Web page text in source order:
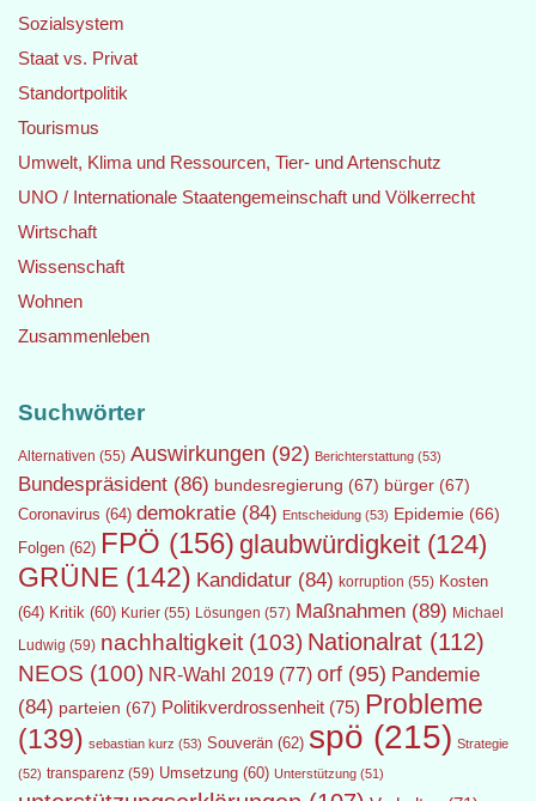
Sozialsystem
Staat vs. Privat
Standortpolitik
Tourismus
Umwelt, Klima und Ressourcen, Tier- und Artenschutz
UNO / Internationale Staatengemeinschaft und Völkerrecht
Wirtschaft
Wissenschaft
Wohnen
Zusammenleben
Suchwörter
Alternativen (55) Auswirkungen (92) Berichterstattung (53)
Bundespräsident (86) bundesregierung (67) bürger (67)
Coronavirus (64) demokratie (84) Entscheidung (53) Epidemie (66)
Folgen (62) FPÖ (156) glaubwürdigkeit (124)
GRÜNE (142) Kandidatur (84) korruption (55) Kosten
(64) Kritik (60) Kurier (55) Lösungen (57) Maßnahmen (89) Michael
Ludwig (59) nachhaltigkeit (103) Nationalrat (112)
NEOS (100) NR-Wahl 2019 (77) orf (95) Pandemie
(84) parteien (67) Politikverdrossenheit (75) Probleme
(139) sebastian kurz (53) Souverän (62) spö (215) Strategie
(52) transparenz (59) Umsetzung (60) Unterstützung (51)